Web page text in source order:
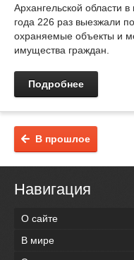
Архангельской области
года 226 раз выезжали
охраняемые объекты и
имущества граждан.
Подробнее
В прошлое
Навигация
О сайте
В мире